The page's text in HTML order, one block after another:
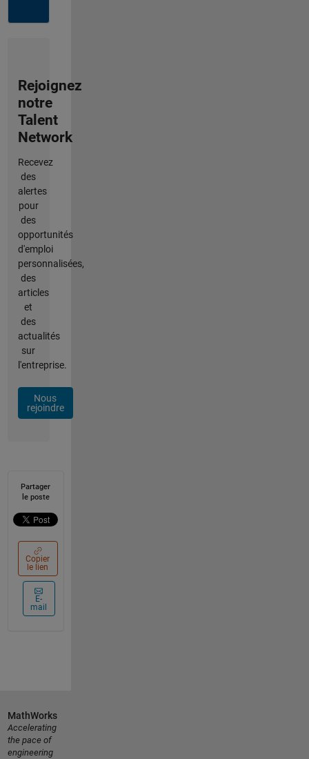
Rejoignez
notre
Talent
Network
Recevez
des
alertes
pour
des
opportunités
d'emploi
personnalisées,
des
articles
et
des
actualités
sur
l'entreprise.
Nous
rejoindre
Partager
le poste
Copier
le lien
E-
mail
MathWorks
Accelerating
the pace of
engineering